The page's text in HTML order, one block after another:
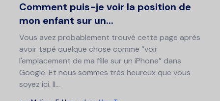
Comment puis-je voir la position de
mon enfant sur un...
Vous avez probablement trouvé cette page après
avoir tapé quelque chose comme “voir
l'emplacement de ma fille sur un iPhone” dans
Google. Et nous sommes très heureux que vous
soyez ici. Il...